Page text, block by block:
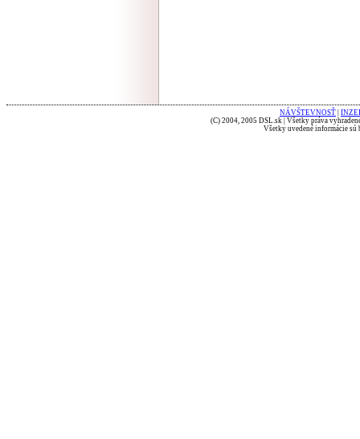
NÁVŠTEVNOSŤ
(C) 2004, 2005 DSL.sk | Všetky práva
Všetky uvedené informácie sú